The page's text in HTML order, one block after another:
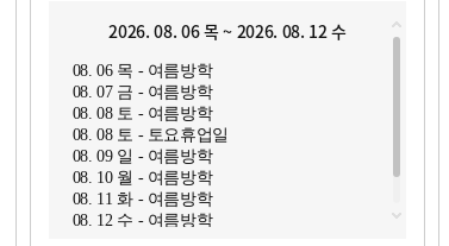
2026. 08. 06 목 ~ 2026. 08. 12 수
08. 06 목 - 여름방학
08. 07 금 - 여름방학
08. 08 토 - 여름방학
08. 08 토 - 토요휴업일
08. 09 일 - 여름방학
08. 10 월 - 여름방학
08. 11 화 - 여름방학
08. 12 수 - 여름방학